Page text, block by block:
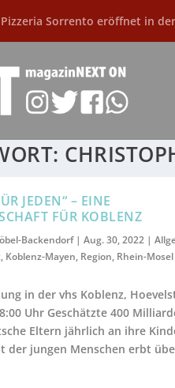
Pizzeria Sorrento eröffnet in
JEDEN“ – EINE
FÜR KOBLENZ
Backendorf|Aug. 30, 2022 |
, Koblenz-Mayen, Region, Rhein-Mosel
in der vhs Koblenz,
Uhr Geschätzte 400
Eltern jährlich an ihre
der jungen Menschen erbt